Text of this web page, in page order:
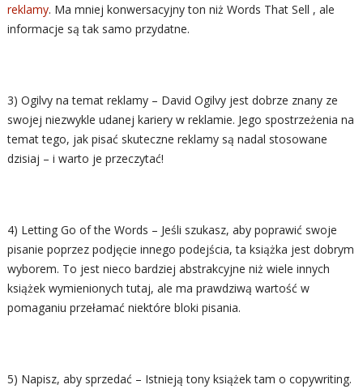
reklamy. Ma mniej konwersacyjny ton niż Words That Sell , ale
informacje są tak samo przydatne.
3) Ogilvy na temat reklamy – David Ogilvy jest dobrze znany ze
swojej niezwykle udanej kariery w reklamie. Jego spostrzeżenia na
temat tego, jak pisać skuteczne reklamy są nadal stosowane
dzisiaj – i warto je przeczytać!
4) Letting Go of the Words – Jeśli szukasz, aby poprawić swoje
pisanie poprzez podjęcie innego podejścia, ta książka jest dobrym
wyborem. To jest nieco bardziej abstrakcyjne niż wiele innych
książek wymienionych tutaj, ale ma prawdziwą wartość w
pomaganiu przełamać niektóre bloki pisania.
5) Napisz, aby sprzedać – Istnieją tony książek tam o copywriting.